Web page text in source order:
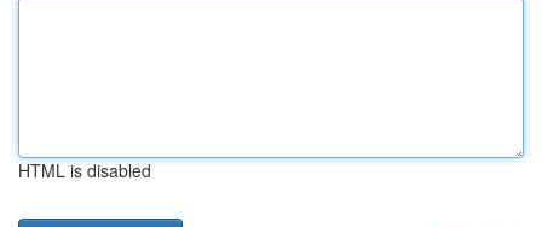
HTML is disabled